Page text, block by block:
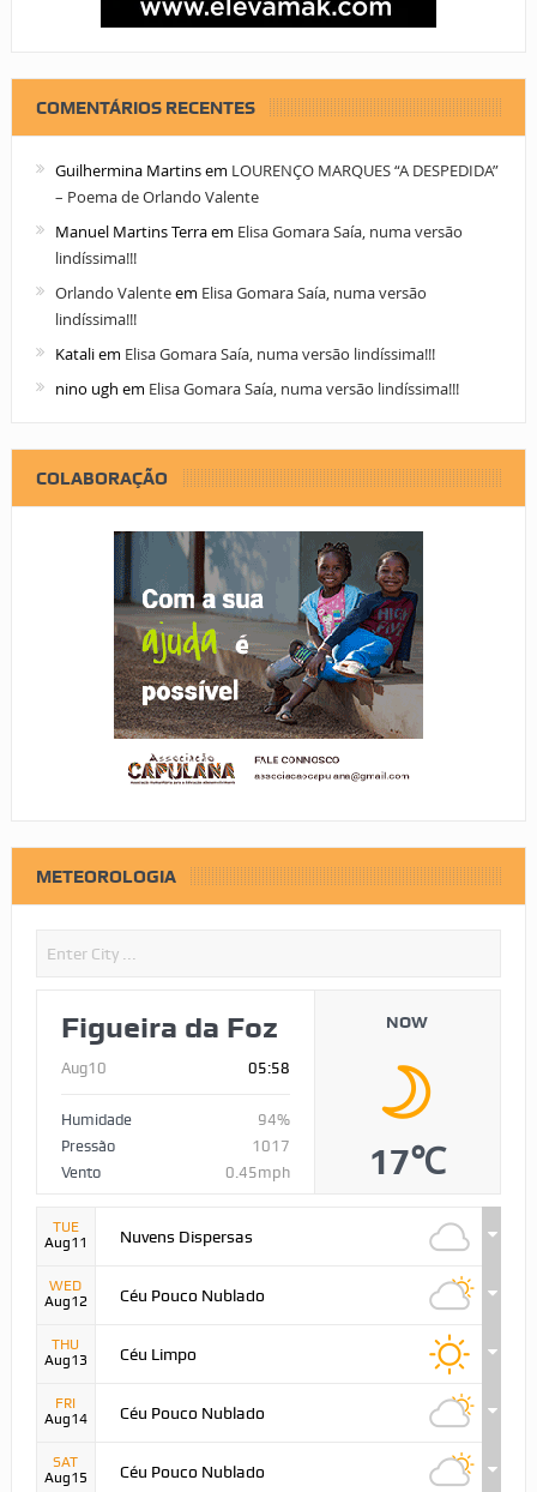
COMENTÁRIOS RECENTES
Guilhermina Martinsem LOURENÇO MARQUES “A DESPEDIDA”
– Poema de Orlando Valente
Manuel Martins Terraem Elisa Gomara Saía, numa versão
lindíssima!!!
Orlando Valenteem Elisa Gomara Saía, numa versão
lindíssima!!!
Kataliem Elisa Gomara Saía, numa versão lindíssima!!!
nino ugh em Elisa Gomara Saía, numa versão lindíssima!!!
COLABORAÇÃO
METEOROLOGIA
Figueira da Foz
Aug10 05:58
Humidade
94%
Pressão
1017
Vento
0.45mph
NOW
17℃
TUE
Aug11
Nuvens Dispersas
WED
Aug12
Céu Pouco Nublado
THU
Aug13
Céu Limpo
FRI
Aug14
Céu Pouco Nublado
SAT
Aug15
Céu Pouco Nublado